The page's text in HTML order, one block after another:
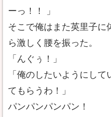
ーっ！！ 」
そこで俺はまた英里子に
ら激しく腰を振った。
「んぐぅ！」
「俺のしたいようにし
てもらうわ！」
パンパンパンパン！